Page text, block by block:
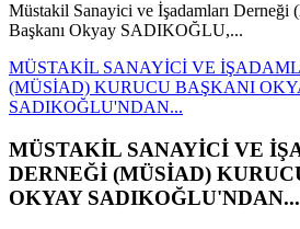
Müstakil Sanayici ve İşadamları
Başkanı Okyay SADIKOĞLU,...
MÜSTAKİL SANAYİCİ VE
(MÜSİAD) KURUCU BAŞKANI
SADIKOĞLU'NDAN...
MÜSTAKİL SANAYİCİ VE
DERNEĞİ (MÜSİAD)
OKYAY SADIKOĞLU'NDAN...